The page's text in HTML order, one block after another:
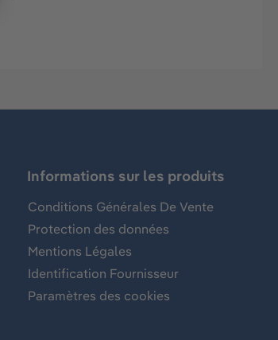
Informations sur les produits
Conditions Générales De Vente
Protection des données
Mentions Légales
Identification Fournisseur
Paramètres des cookies